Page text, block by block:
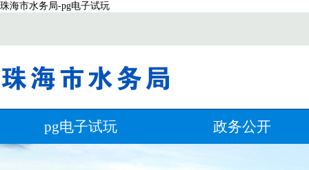
珠海市水务局-pg电子试玩
pg电子试玩 政务公开